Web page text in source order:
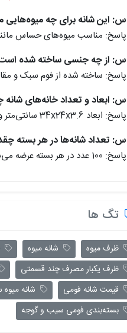
س: این شانه برای چه
پاسخ: مناسب میوه‌های حساس
س: از چه جنسی ساخته شده
پاسخ: ساخته شده از فوم سبک و
س: ابعاد و تعداد خانه‌های
پاسخ: ابعاد 34x24x3.6 سانتی‌متر و دارای 15 خانه است.
س: تعداد شانه‌ها در هر بسته
پاسخ: 100 عدد در هر بسته عرضه می‌شود.
تگ ها
ظرف میوه شانه میوه
ظرف یکبار مصرف چند قسمتی
قیمت شانه فومی
شانه
بسته‌بندی فومی سیب و گوجه